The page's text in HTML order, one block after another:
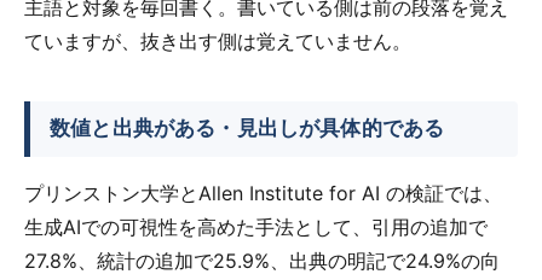
主語と対象を毎回書く。書いている側は前の段落を覚え
ていますが、抜き出す側は覚えていません。
数値と出典がある・見出しが具体的である
プリンストン大学とAllen Institute for AI の検証では、
生成AIでの可視性を高めた手法として、引用の追加で
27.8%、統計の追加で25.9%、出典の明記で24.9%の向